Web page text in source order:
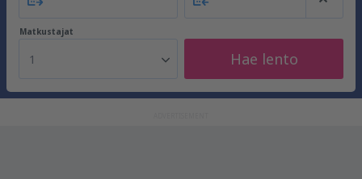
Matkustajat
1 Hae lento